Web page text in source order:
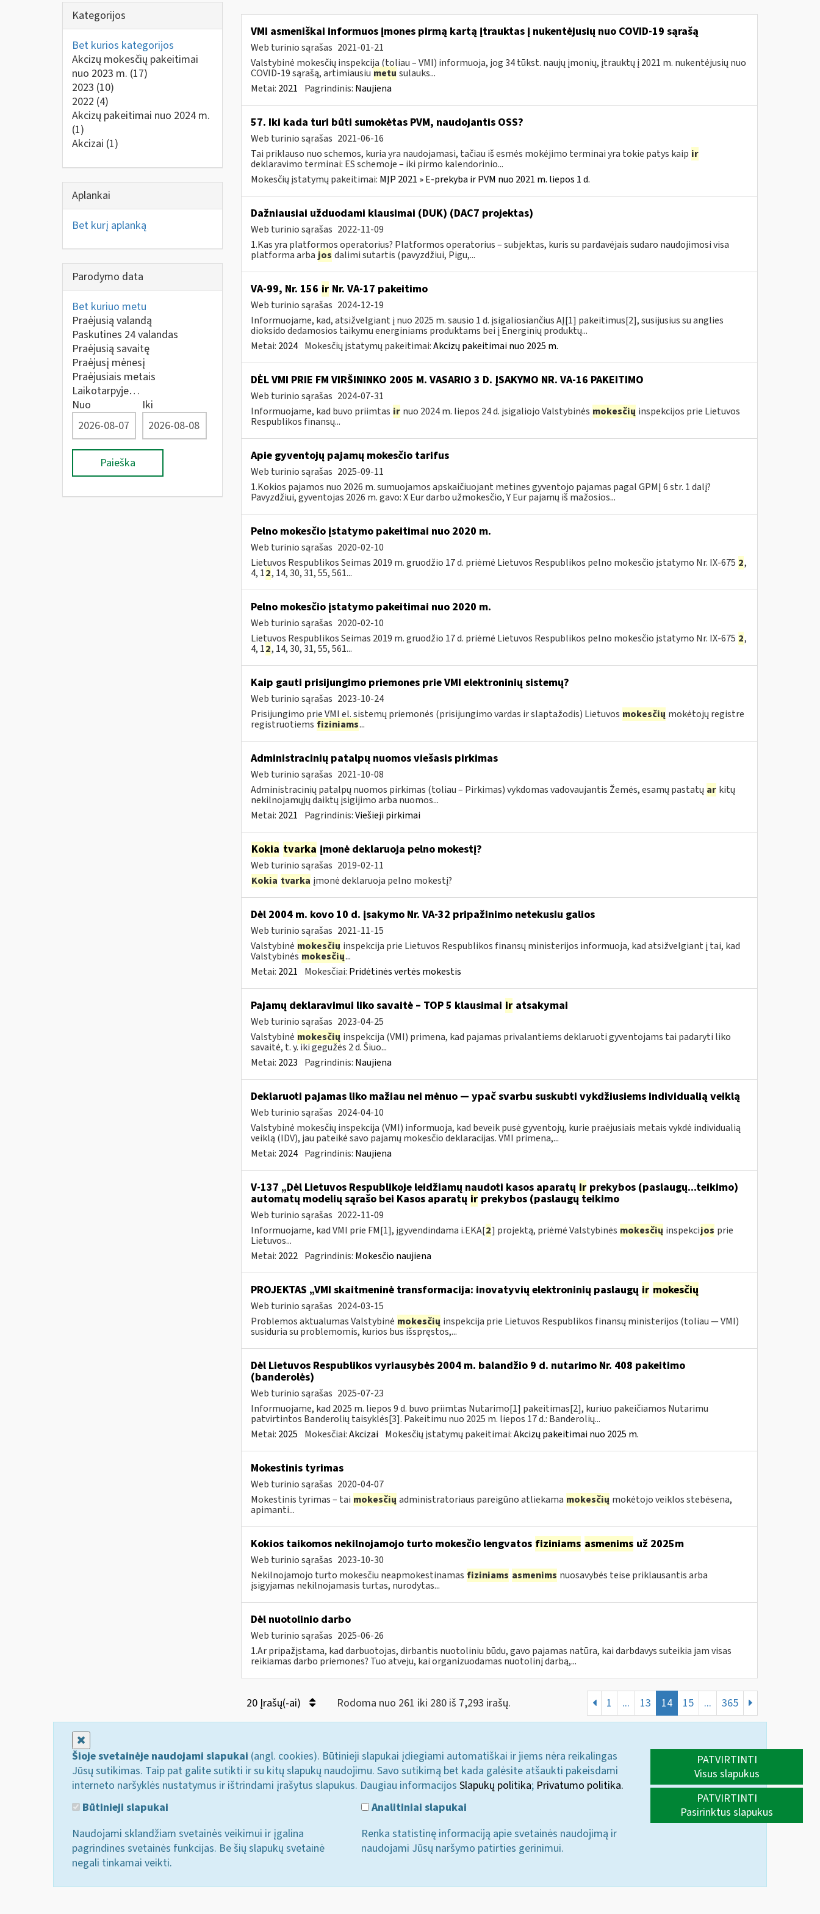
Kategorijos
Bet kurios kategorijos
Akcizų mokesčių pakeitimai
nuo 2023 m. (17)
2023 (10)
2022 (4)
Akcizų pakeitimai nuo 2024 m.
(1)
Akcizai (1)
Aplankai
Bet kurį aplanką
Parodymo data
Bet kuriuo metu
Praėjusią valandą
Paskutines 24 valandas
Praėjusią savaitę
Praėjusį mėnesį
Praėjusiais metais
Laikotarpyje…
Nuo
Iki
Paieška
VMI asmeniškai informuos įmones pirmą kartą įtrauktas į nukentėjusių nuo COVID-19 sąrašą
Web turinio sąrašas 2021-01-21
Valstybinė mokesčių inspekcija (toliau – VMI) informuoja, jog 34 tūkst. naujų įmonių, įtrauktų į 2021 m. nukentėjusių nuo
COVID-19 sąrašą, artimiausiu metu sulauks...
Metai: 2021 Pagrindinis: Naujiena
57. Iki kada turi būti sumokėtas PVM, naudojantis OSS?
Web turinio sąrašas 2021-06-16
Tai priklauso nuo schemos, kuria yra naudojamasi, tačiau iš esmės mokėjimo terminai yra tokie patys kaip ir
deklaravimo terminai: ES schemoje – iki pirmo kalendorinio...
Mokesčių įstatymų pakeitimai: MĮP 2021 » E-prekyba ir PVM nuo 2021 m. liepos 1 d.
Dažniausiai užduodami klausimai (DUK) (DAC7 projektas)
Web turinio sąrašas 2022-11-09
1.Kas yra platformos operatorius? Platformos operatorius – subjektas, kuris su pardavėjais sudaro naudojimosi visa
platforma arba jos dalimi sutartis (pavyzdžiui, Pigu,...
VA-99, Nr. 156 irNr. VA-17 pakeitimo
Web turinio sąrašas 2024-12-19
Informuojame, kad, atsižvelgiant į nuo 2025 m. sausio 1 d. įsigaliosiančius AĮ[1] pakeitimus[2], susijusius su anglies
dioksido dedamosios taikymu energiniams produktams bei į Energinių produktų...
Metai: 2024 Mokesčių įstatymų pakeitimai:Akcizų pakeitimai nuo 2025 m.
DĖL VMI PRIE FM VIRŠININKO 2005 M. VASARIO 3 D. ĮSAKYMO NR. VA-16 PAKEITIMO
Web turinio sąrašas 2024-07-31
Informuojame, kad buvo priimtas ir nuo 2024 m. liepos 24 d. įsigaliojo Valstybinės mokesčių inspekcijos prie Lietuvos
Respublikos finansų...
Apie gyventojų pajamų mokesčio tarifus
Web turinio sąrašas 2025-09-11
1.Kokios pajamos nuo 2026 m. sumuojamos apskaičiuojant metines gyventojo pajamas pagal GPMĮ 6 str. 1 dalį?
Pavyzdžiui, gyventojas 2026 m. gavo: X Eur darbo užmokesčio, Y Eur pajamų iš mažosios...
Pelno mokesčio įstatymo pakeitimai nuo 2020 m.
Web turinio sąrašas 2020-02-10
Lietuvos Respublikos Seimas 2019 m. gruodžio 17 d. priėmė Lietuvos Respublikos pelno mokesčio įstatymo Nr. IX-675 2,
4, 12, 14, 30, 31, 55, 561...
Pelno mokesčio įstatymo pakeitimai nuo 2020 m.
Web turinio sąrašas 2020-02-10
Lietuvos Respublikos Seimas 2019 m. gruodžio 17 d. priėmė Lietuvos Respublikos pelno mokesčio įstatymo Nr. IX-675 2,
4, 12, 14, 30, 31, 55, 561...
Kaip gauti prisijungimo priemones prie VMI elektroninių sistemų?
Web turinio sąrašas 2023-10-24
Prisijungimo prie VMI el. sistemų priemonės (prisijungimo vardas ir slaptažodis) Lietuvos mokesčių mokėtojų registre
registruotiems fiziniams...
Administracinių patalpų nuomos viešasis pirkimas
Web turinio sąrašas 2021-10-08
Administracinių patalpų nuomos pirkimas (toliau – Pirkimas) vykdomas vadovaujantis Žemės, esamų pastatų ar kitų
nekilnojamųjų daiktų įsigijimo arba nuomos...
Metai: 2021 Pagrindinis:Viešieji pirkimai
Kokia tvarka įmonė deklaruoja pelno mokestį?
Web turinio sąrašas 2019-02-11
Kokia tvarka įmonė deklaruoja pelno mokestį?
Dėl 2004 m. kovo 10 d. įsakymo Nr. VA-32 pripažinimo netekusiu galios
Web turinio sąrašas 2021-11-15
Valstybinė mokesčių inspekcija prie Lietuvos Respublikos finansų ministerijos informuoja, kad atsižvelgiant į tai, kad
Valstybinėsmokesčių...
Metai: 2021 Mokesčiai: Pridėtinės vertės mokestis
Pajamų deklaravimui liko savaitė – TOP 5 klausimai iratsakymai
Web turinio sąrašas 2023-04-25
Valstybinė mokesčių inspekcija (VMI) primena, kad pajamas privalantiems deklaruoti gyventojams tai padaryti liko
savaitė, t. y. iki gegužės 2 d. Šiuo...
Metai: 2023 Pagrindinis: Naujiena
Deklaruoti pajamas liko mažiau nei mėnuo — ypač svarbu suskubti vykdžiusiems individualią veiklą
Web turinio sąrašas 2024-04-10
Valstybinė mokesčių inspekcija (VMI) informuoja, kad beveik pusė gyventojų, kurie praėjusiais metais vykdė individualią
veiklą (IDV), jau pateikė savo pajamų mokesčio deklaracijas. VMI primena,...
Metai: 2024 Pagrindinis: Naujiena
V-137 „Dėl Lietuvos Respublikoje leidžiamų naudoti kasos aparatų irprekybos (paslaugų...teikimo)
automatų modelių sąrašo bei Kasos aparatų irprekybos (paslaugų teikimo
Web turinio sąrašas 2022-11-09
Informuojame, kad VMI prie FM[1], įgyvendindama i.EKA[2] projektą, priėmė Valstybinės mokesčių inspekcijos prie
Lietuvos...
Metai: 2022 Pagrindinis: Mokesčio naujiena
PROJEKTAS „VMI skaitmeninė transformacija: inovatyvių elektroninių paslaugų ir mokesčių
Web turinio sąrašas 2024-03-15
Problemos aktualumas Valstybinė mokesčių inspekcija prie Lietuvos Respublikos finansų ministerijos (toliau ― VMI)
susiduria su problemomis, kurios bus išspręstos,...
Dėl Lietuvos Respublikos vyriausybės 2004 m. balandžio 9 d. nutarimo Nr. 408 pakeitimo
(banderolės)
Web turinio sąrašas 2025-07-23
Informuojame, kad 2025 m. liepos 9 d. buvo priimtas Nutarimo[1] pakeitimas[2], kuriuo pakeičiamos Nutarimu
patvirtintos Banderolių taisyklės[3]. Pakeitimu nuo 2025 m. liepos 17 d.: Banderolių...
Metai: 2025 Mokesčiai:Akcizai Mokesčių įstatymų pakeitimai:Akcizų pakeitimai nuo 2025 m.
Mokestinis tyrimas
Web turinio sąrašas 2020-04-07
Mokestinis tyrimas – tai mokesčių administratoriaus pareigūno atliekama mokesčių mokėtojo veiklos stebėsena,
apimanti...
Kokios taikomos nekilnojamojo turto mokesčio lengvatos fiziniams asmenims už 2025m
Web turinio sąrašas 2023-10-30
Nekilnojamojo turto mokesčiu neapmokestinamas fiziniams asmenims nuosavybės teise priklausantis arba
įsigyjamas nekilnojamasis turtas, nurodytas...
Dėl nuotolinio darbo
Web turinio sąrašas 2025-06-26
1.Ar pripažįstama, kad darbuotojas, dirbantis nuotoliniu būdu, gavo pajamas natūra, kai darbdavys suteikia jam visas
reikiamas darbo priemones? Tuo atveju, kai organizuodamas nuotolinį darbą,...
20 Įrašų(-ai) Rodoma nuo 261 iki 280 iš 7,293 irašų. 1 ... 13 14 15 ... 365
Šioje svetainėje naudojami slapukai (angl. cookies). Būtinieji slapukai įdiegiami automatiškai ir jiems nėra reikalingas
Jūsų sutikimas. Taip pat galite sutikti ir su kitų slapukų naudojimu. Savo sutikimą bet kada galėsite atšaukti pakeisdami
interneto naršyklės nustatymus ir ištrindami įrašytus slapukus. Daugiau informacijos Slapukų politika; Privatumo politika.
Būtinieji slapukai
Naudojami sklandžiam svetainės veikimui ir įgalina
pagrindines svetainės funkcijas. Be šių slapukų svetainė
negali tinkamai veikti.
Analitiniai slapukai
Renka statistinę informaciją apie svetainės naudojimą ir
naudojami Jūsų naršymo patirties gerinimui.
PATVIRTINTI
Visus slapukus
PATVIRTINTI
Pasirinktus slapukus